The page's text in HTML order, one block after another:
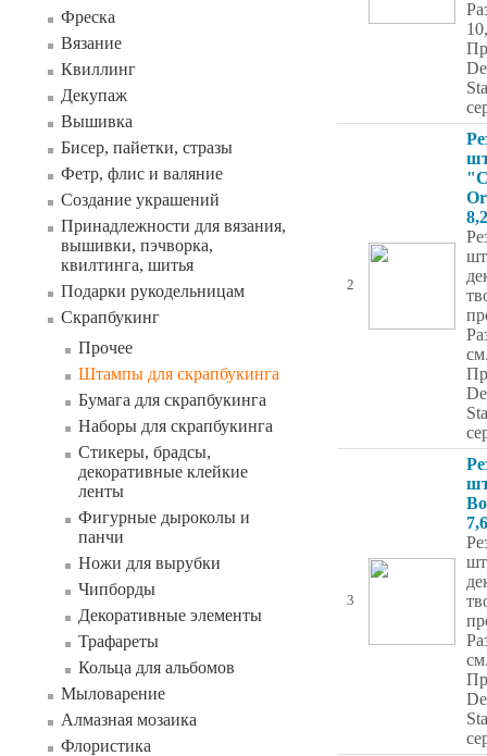
Фреска
Вязание
Квиллинг
Декупаж
Вышивка
Бисер, пайетки, стразы
Фетр, флис и валяние
Создание украшений
Принадлежности для вязания,
вышивки, пэчворка,
квилтинга, шитья
Подарки рукодельницам
Скрапбукинг
Прочее
Штампы для скрапбукинга
Бумага для скрапбукинга
Наборы для скрапбукинга
Стикеры, брадсы,
декоративные клейкие
ленты
Фигурные дыроколы и
панчи
Ножи для вырубки
Чипборды
Декоративные элементы
Трафареты
Кольца для альбомов
Мыловарение
Алмазная мозаика
Флористика
2
3